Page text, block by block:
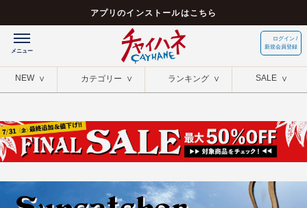
アプリのインストールはこちら
ログイン /
新規会員登録
NEW カテゴリー ランキング SALE